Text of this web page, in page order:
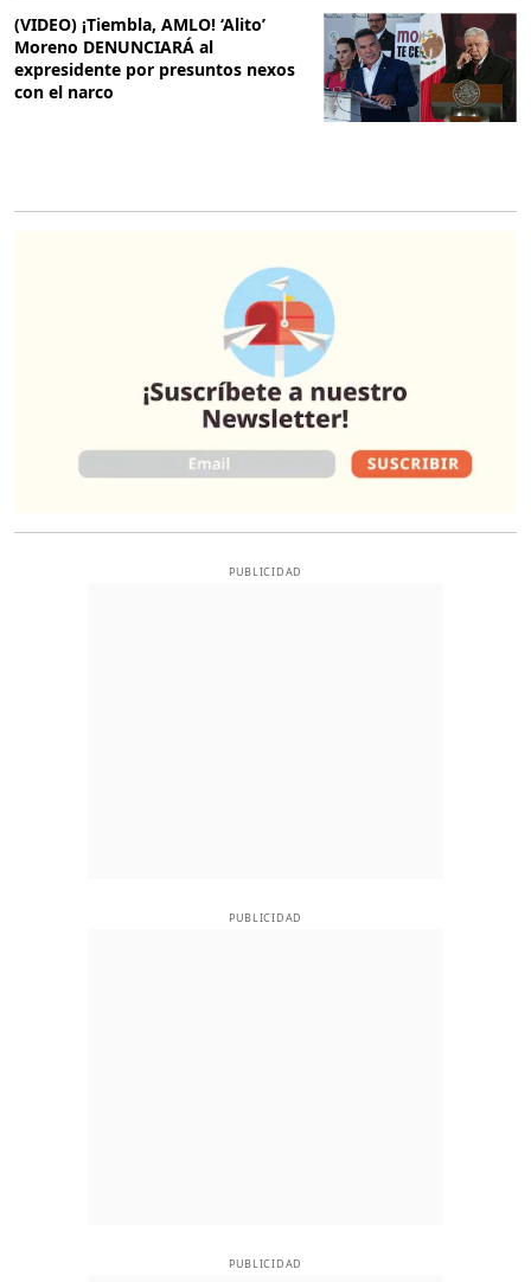
(VIDEO) ¡Tiembla, AMLO! ‘Alito’
Moreno DENUNCIARÁ al
expresidente por presuntos nexos
con el narco
PUBLICIDAD
PUBLICIDAD
PUBLICIDAD